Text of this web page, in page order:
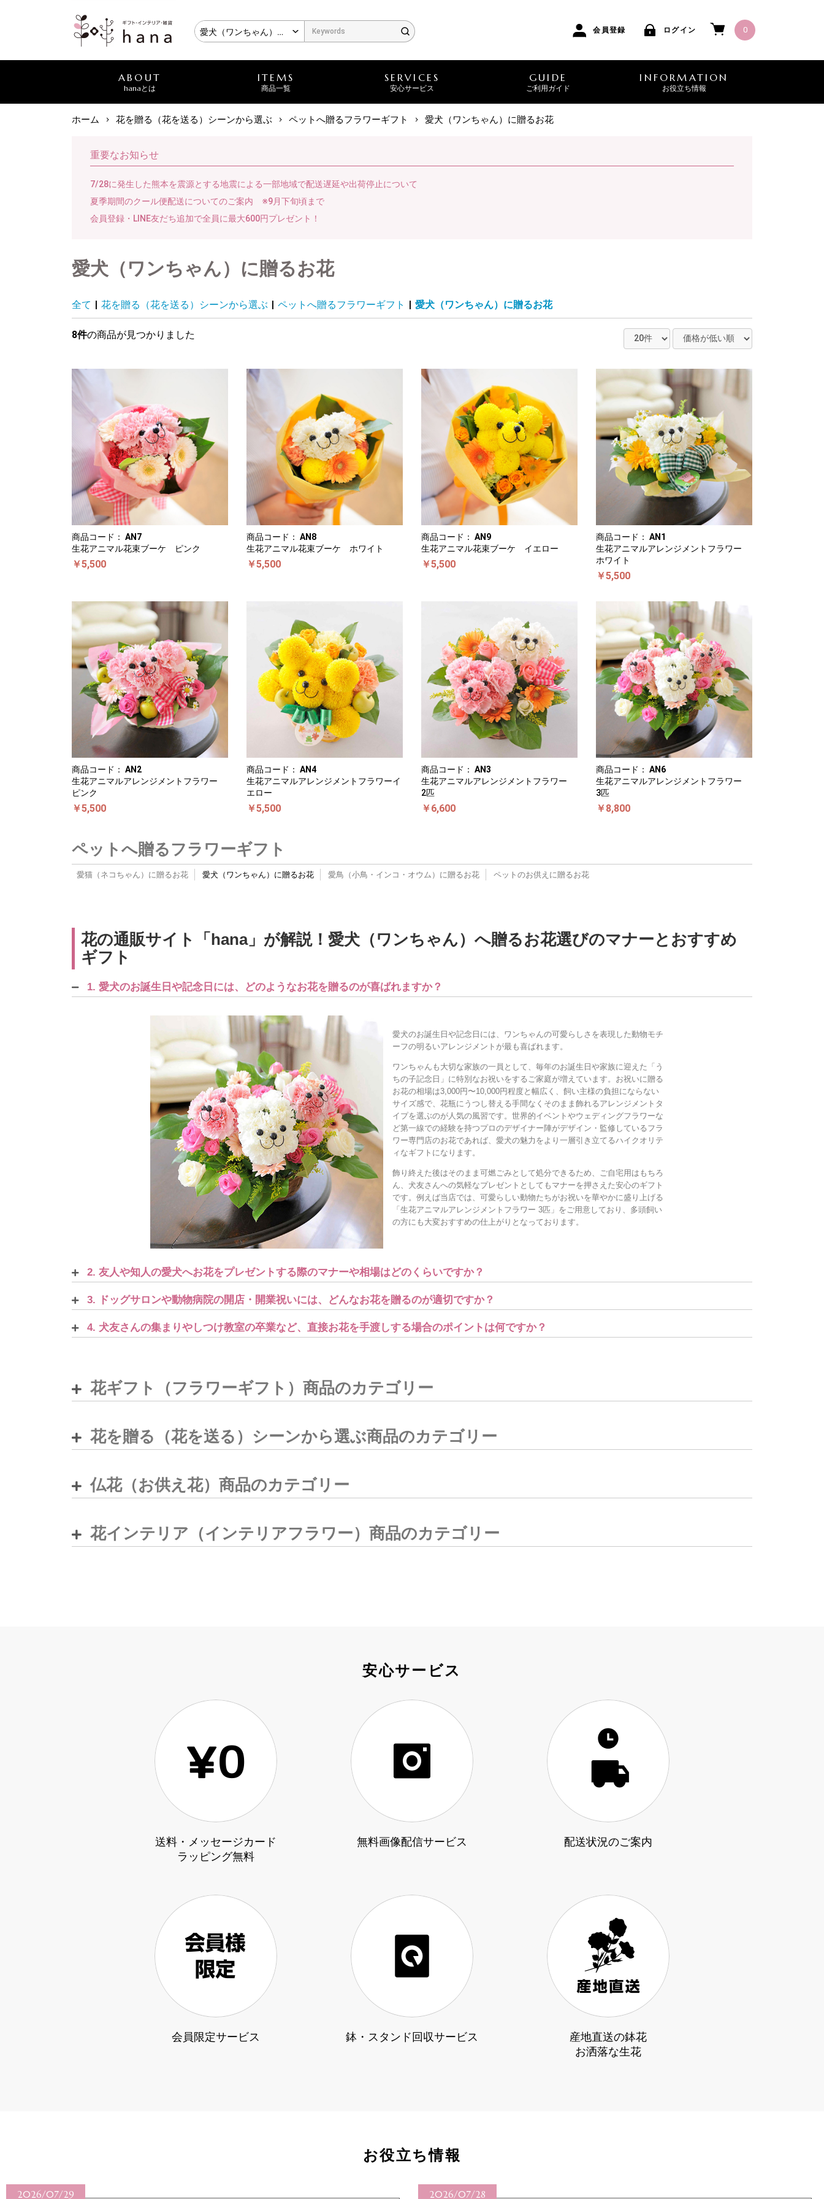
会員登録 ログイン 0
ABOUT
hanaとは
ITEMS
商品一覧
SERVICES
安心サービス
GUIDE
ご利用ガイド
INFORMATION
お役立ち情報
ホーム 花を贈る（花を送る）シーンから選ぶ ペットへ贈るフラワーギフト 愛犬（ワンちゃん）に贈るお花
重要なお知らせ
7/28に発生した熊本を震源とする地震による一部地域で配送遅延や出荷停止について
夏季期間のクール便配送についてのご案内 ※9月下旬頃まで
会員登録・LINE友だち追加で全員に最大600円プレゼント！
愛犬（ワンちゃん）に贈るお花
全て | 花を贈る（花を送る）シーンから選ぶ | ペットへ贈るフラワーギフト | 愛犬（ワンちゃん）に贈るお花
8件の商品が見つかりました
商品コード： AN7
生花アニマル花束ブーケ ピンク
￥5,500
商品コード： AN8
生花アニマル花束ブーケ ホワイト
￥5,500
商品コード： AN9
生花アニマル花束ブーケ イエロー
￥5,500
商品コード： AN1
生花アニマルアレンジメントフラワー
ホワイト
￥5,500
商品コード： AN2
生花アニマルアレンジメントフラワー
ピンク
￥5,500
商品コード： AN4
生花アニマルアレンジメントフラワーイ
エロー
￥5,500
商品コード： AN3
生花アニマルアレンジメントフラワー
2匹
￥6,600
商品コード： AN6
生花アニマルアレンジメントフラワー
3匹
￥8,800
ペットへ贈るフラワーギフト
愛猫（ネコちゃん）に贈るお花 愛犬（ワンちゃん）に贈るお花 愛鳥（小鳥・インコ・オウム）に贈るお花 ペットのお供えに贈るお花
花の通販サイト「hana」が解説！愛犬（ワンちゃん）へ贈るお花選びのマナーとおすすめ
ギフト
1. 愛犬のお誕生日や記念日には、どのようなお花を贈るのが喜ばれますか？
愛犬のお誕生日や記念日には、ワンちゃんの可愛らしさを表現した動物モチ
ーフの明るいアレンジメントが最も喜ばれます。
ワンちゃんも大切な家族の一員として、毎年のお誕生日や家族に迎えた「う
ちの子記念日」に特別なお祝いをするご家庭が増えています。お祝いに贈る
お花の相場は3,000円〜10,000円程度と幅広く、飼い主様の負担にならない
サイズ感で、花瓶にうつし替える手間なくそのまま飾れるアレンジメントタ
イプを選ぶのが人気の風習です。世界的イベントやウェディングフラワーな
ど第一線での経験を持つプロのデザイナー陣がデザイン・監修しているフラ
ワー専門店のお花であれば、愛犬の魅力をより一層引き立てるハイクオリテ
ィなギフトになります。
飾り終えた後はそのまま可燃ごみとして処分できるため、ご自宅用はもちろ
ん、犬友さんへの気軽なプレゼントとしてもマナーを押さえた安心のギフト
です。例えば当店では、可愛らしい動物たちがお祝いを華やかに盛り上げる
「生花アニマルアレンジメントフラワー 3匹」をご用意しており、多頭飼い
の方にも大変おすすめの仕上がりとなっております。
2. 友人や知人の愛犬へお花をプレゼントする際のマナーや相場はどのくらいですか？
3. ドッグサロンや動物病院の開店・開業祝いには、どんなお花を贈るのが適切ですか？
4. 犬友さんの集まりやしつけ教室の卒業など、直接お花を手渡しする場合のポイントは何ですか？
花ギフト（フラワーギフト）商品のカテゴリー
花を贈る（花を送る）シーンから選ぶ商品のカテゴリー
仏花（お供え花）商品のカテゴリー
花インテリア（インテリアフラワー）商品のカテゴリー
安心サービス
送料・メッセージカード
ラッピング無料
無料画像配信サービス 配送状況のご案内
会員限定サービス 鉢・スタンド回収サービス
産地直送の鉢花
お洒落な生花
お役立ち情報
2026/07/28 2026/07/27